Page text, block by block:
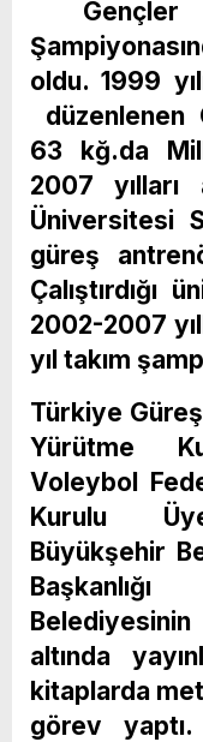
Gençler
oldu. 1999
düzenlenen
63 kğ.da
2007 yılları
Üniversitesi
güreş
Çalıştırdığı
2002-2007
yıl takım
Türkiye
Yürütme
Voleybol
Kurulu
Büyükşehir
altında
kitaplarda
görev